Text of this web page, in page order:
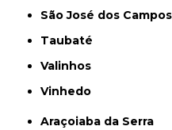
São José dos Campos
Taubaté
Valinhos
Vinhedo
Araçoiaba da Serra